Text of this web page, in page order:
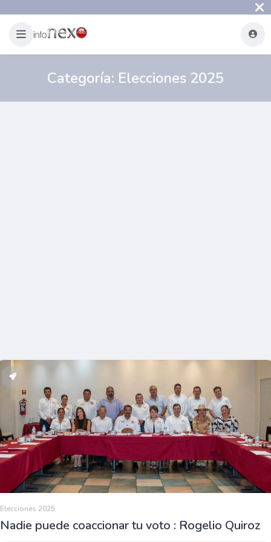
Categoría: Elecciones 2025
Elecciones 2025
Nadie puede coaccionar tu voto : Rogelio Quiroz